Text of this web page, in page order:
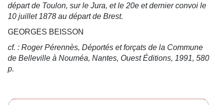
départ de Toulon, sur le Jura, et le 20e et dernier convoi le
10 juillet 1878 au départ de Brest.
GEORGES BEISSON
cf. : Roger Pérennès, Déportés et forçats de la Commune
de Belleville à Nouméa, Nantes, Ouest Éditions, 1991, 580
p.